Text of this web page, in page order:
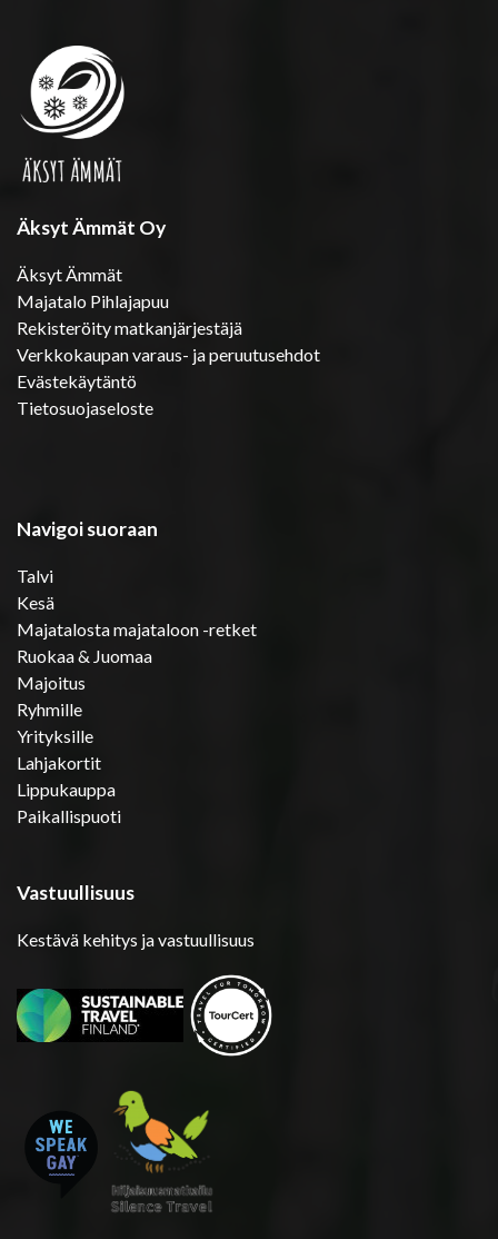
Äksyt Ämmät Oy
Äksyt Ämmät
Majatalo Pihlajapuu
Rekisteröity matkanjärjestäjä
Verkkokaupan varaus- ja peruutusehdot
Evästekäytäntö
Tietosuojaseloste
Navigoi suoraan
Talvi
Kesä
Majatalosta majataloon -retket
Ruokaa & Juomaa
Majoitus
Ryhmille
Yrityksille
Lahjakortit
Lippukauppa
Paikallispuoti
Vastuullisuus
Kestävä kehitys ja vastuullisuus